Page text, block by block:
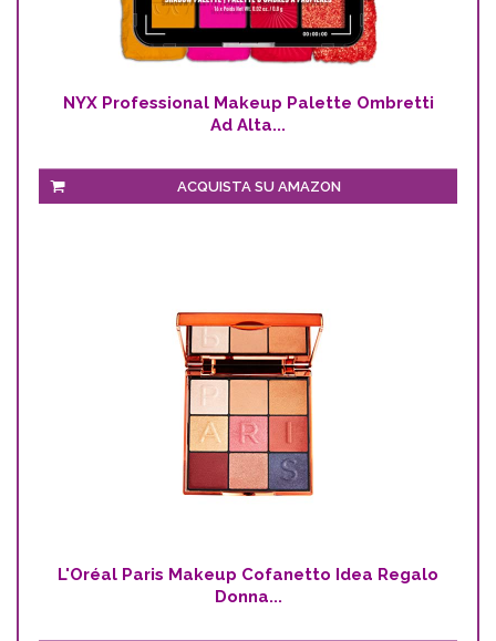
NYX Professional Makeup Palette Ombretti
Ad Alta...
ACQUISTA SU AMAZON
L'Oréal Paris Makeup Cofanetto Idea Regalo
Donna...